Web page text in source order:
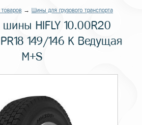
товаров → Шины для грузового транспорта
шины HIFLY 10.00R20
149/146 K Ведущая
M+S